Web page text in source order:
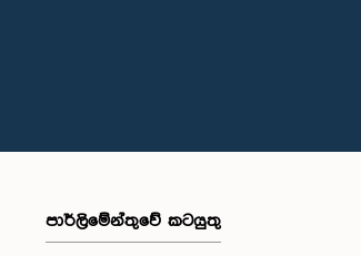
පාර්ලිමේන්තුවේ කටයුතු